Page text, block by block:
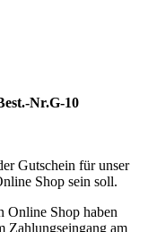
Nr.G-10
Gutschein für unser
Shop sein soll.
Online Shop haben
Zahlungseingang am